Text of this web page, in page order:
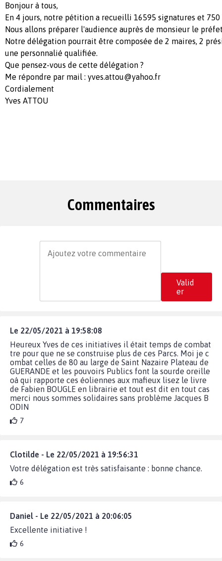
Bonjour à tous,
En 4 jours, notre pétition a recueilli 16595 signatures et
Nous allons préparer l'audience auprès de monsieur le
Notre délégation pourrait être composée de 2 maires, 2
une personnalié qualifiée.
Que pensez-vous de cette délégation ?
Me répondre par mail : yves.attou@yahoo.fr
Cordialement
Yves ATTOU
Commentaires
Valid
er
Le 22/05/2021 à 19:58:08
Heureux Yves de ces initiatives il était temps de combat
tre pour que ne se construise plus de ces Parcs. Moi je c
ombat celles de 80 au large de Saint Nazaire Plateau de
GUERANDE et les pouvoirs Publics font la sourde oreille
oà qui rapporte ces éoliennes aux mafieux lisez le livre
de Fabien BOUGLE en librairie et tout est dit en tout cas
merci nous sommes solidaires sans problème Jacques B
ODIN
7
Clotilde - Le 22/05/2021 à 19:56:31
Votre délégation est très satisfaisante : bonne chance.
6
Daniel - Le 22/05/2021 à 20:06:05
Excellente initiative !
6